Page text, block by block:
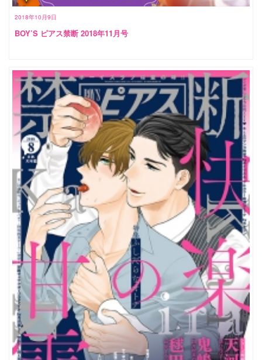
2018年10月9日
BOY’S ピアス禁断 2018年11月号